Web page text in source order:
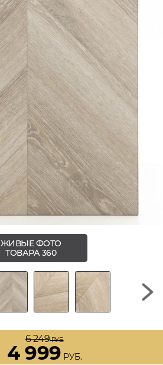
ЖИВЫЕ ФОТО
ТОВАРА 360
6 249РУБ.
4 999 РУБ.